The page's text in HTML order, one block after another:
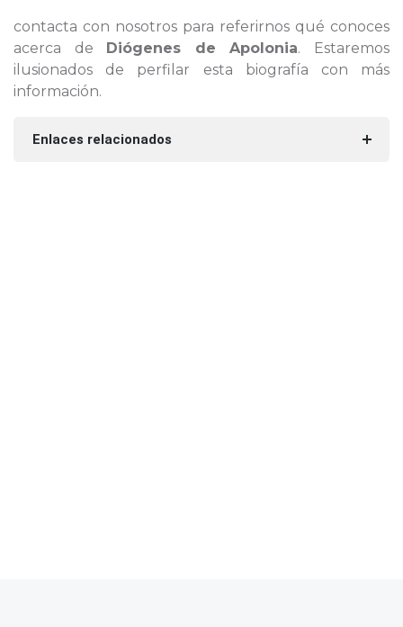
contacta con nosotros para referirnos qué conoces
acerca de Diógenes de Apolonia. Estaremos
ilusionados de perfilar esta biografía con más
información.
Enlaces relacionados